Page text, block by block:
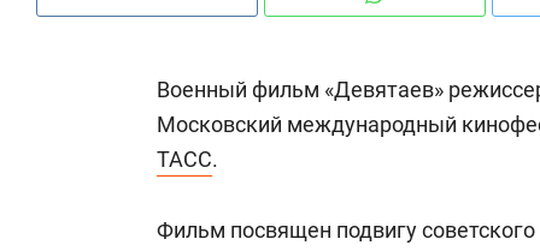
Военный фильм «Девятаев»
Московский международный
ТАСС.
Фильм посвящен подвигу